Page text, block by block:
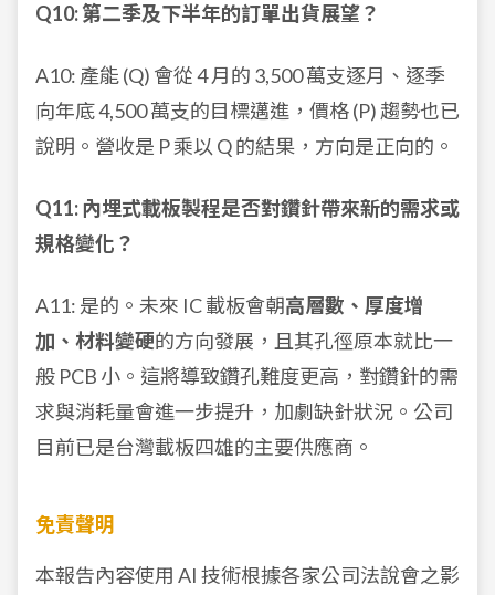
Q10: 第二季及下半年的訂單出貨展望？
A10: 產能 (Q) 會從 4 月的 3,500 萬支逐月、逐季
向年底 4,500 萬支的目標邁進，價格 (P) 趨勢也已
說明。營收是 P 乘以 Q 的結果，方向是正向的。
Q11: 內埋式載板製程是否對鑽針帶來新的需求或
規格變化？
A11: 是的。未來 IC 載板會朝高層數、厚度增
加、材料變硬的方向發展，且其孔徑原本就比一
般 PCB 小。這將導致鑽孔難度更高，對鑽針的需
求與消耗量會進一步提升，加劇缺針狀況。公司
目前已是台灣載板四雄的主要供應商。
免責聲明
本報告內容使用 AI 技術根據各家公司法說會之影